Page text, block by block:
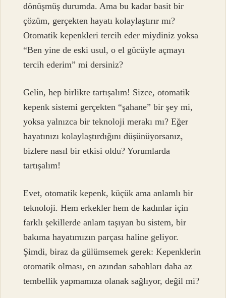
dönüşmüş durumda. Ama bu kadar basit bir
çözüm, gerçekten hayatı kolaylaştırır mı?
Otomatik kepenkleri tercih eder miydiniz yoksa
“Ben yine de eski usul, o el gücüyle açmayı
tercih ederim” mi dersiniz?
Gelin, hep birlikte tartışalım! Sizce, otomatik
kepenk sistemi gerçekten “şahane” bir şey mi,
yoksa yalnızca bir teknoloji merakı mı? Eğer
hayatınızı kolaylaştırdığını düşünüyorsanız,
bizlere nasıl bir etkisi oldu? Yorumlarda
tartışalım!
Evet, otomatik kepenk, küçük ama anlamlı bir
teknoloji. Hem erkekler hem de kadınlar için
farklı şekillerde anlam taşıyan bu sistem, bir
bakıma hayatımızın parçası haline geliyor.
Şimdi, biraz da gülümsemek gerek: Kepenklerin
otomatik olması, en azından sabahları daha az
tembellik yapmamıza olanak sağlıyor, değil mi?